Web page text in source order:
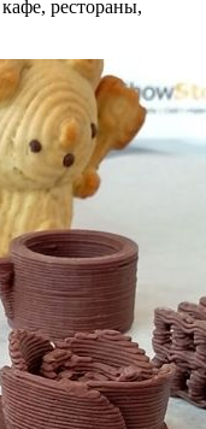
рестораны,